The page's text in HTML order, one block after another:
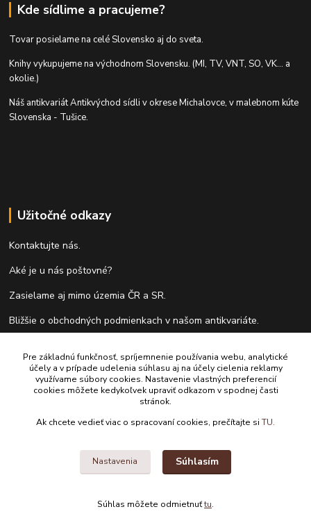
Kde sídlime a pracujeme?
Tovar posielame na celé Slovensko aj do sveta.
Knihy vykupujeme na východnom Slovensku. (MI, TV, VNT, SO, VK... a
okolie.)
Náš antikvariát Antikvýchod sídli v okrese Michalovce, v malebnom kúte
Slovenska - Tušice.
Užitočné odkazy
Kontaktujte nás.
Aké je u nás poštovné?
Zasielame aj mimo územia ČR a SR.
Bližšie o obchodných podmienkach v našom antikvariáte.
Formulár pre vrátenie tovaru do 14 dní.
Kontakty
Antikvariát Antikvýchod
Pre základnú funkčnosť, spríjemnenie používania webu, analytické
účely a v prípade udelenia súhlasu aj na účely cielenia reklamy
využívame súbory cookies. Nastavenie vlastných preferencií
cookies môžete kedykoľvek upraviť odkazom v spodnej časti
stránok.
Ak chcete vedieť viac o spracovaní cookies, prečítajte siTU.
Nastavenia Súhlasím
Súhlas môžete odmietnuťtu.